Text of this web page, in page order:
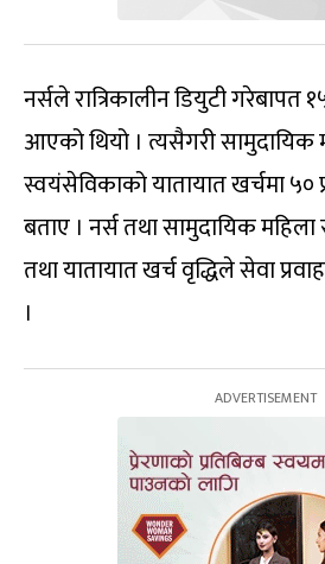
नर्सले रात्रिकालीन डियुटी गरेबापत
आएको थियो । त्यसैगरी सामुदायिक
स्वयंसेविकाको यातायात खर्चमा ५०
बताए । नर्स तथा सामुदायिक
तथा यातायात खर्च वृद्धिले सेवा
।